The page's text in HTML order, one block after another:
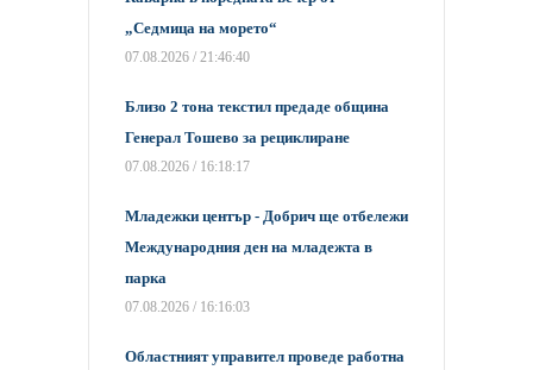
„Седмица на морето“
07.08.2026 / 21:46:40
Близо 2 тона текстил предаде община
Генерал Тошево за рециклиране
07.08.2026 / 16:18:17
Младежки център - Добрич ще отбележи
Международния ден на младежта в
парка
07.08.2026 / 16:16:03
Областният управител проведе работна